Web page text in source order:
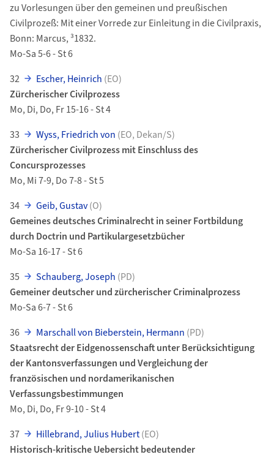
zu Vorlesungen über den gemeinen und preußischen
Civilprozeß: Mit einer Vorrede zur Einleitung in die Civilpraxis,
Bonn: Marcus, ³1832.
Mo-Sa 5-6 - St 6
32
Escher, Heinrich (EO)
Zürcherischer Civilprozess
Mo, Di, Do, Fr 15-16 - St 4
33
Wyss, Friedrich von (EO, Dekan/S)
Zürcherischer Civilprozess mit Einschluss des
Concursprozesses
Mo, Mi 7-9, Do 7-8 - St 5
34
Geib, Gustav(O)
Gemeines deutsches Criminalrecht in seiner Fortbildung
durch Doctrin und Partikulargesetzbücher
Mo-Sa 16-17 - St 6
35
Schauberg, Joseph (PD)
Gemeiner deutscher und zürcherischer Criminalprozess
Mo-Sa 6-7 - St 6
36
Marschall von Bieberstein, Hermann (PD)
Staatsrecht der Eidgenossenschaft unter Berücksichtigung
der Kantonsverfassungen und Vergleichung der
französischen und nordamerikanischen
Verfassungsbestimmungen
Mo, Di, Do, Fr 9-10 - St 4
37
Hillebrand, Julius Hubert(EO)
Historisch-kritische Uebersicht bedeutender